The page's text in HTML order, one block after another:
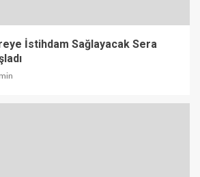
İstihdam Sağlayacak Sera